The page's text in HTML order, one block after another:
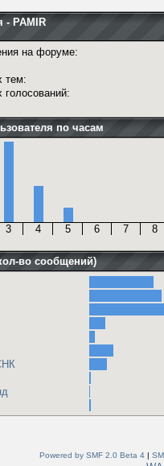
PAMIR
на форуме:
тем:
голосований:
по часам
3 4 5 6 7 8
во сообщений)
Powered by SMF 2.0 Beta 4 |